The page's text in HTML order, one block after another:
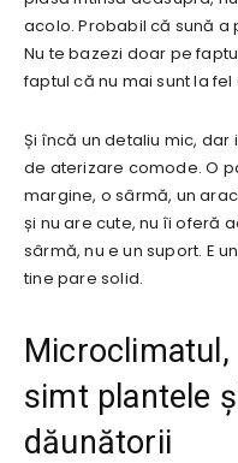
acolo. Probabil că sună
Nu te bazezi doar pe
faptul că nu mai sunt la
Și încă un detaliu mic,
de aterizare comode. O
margine, o sârmă, un
și nu are cute, nu îi oferă
sârmă, nu e un suport. E
tine pare solid.
Microclimatul,
simt plantele
dăunătorii